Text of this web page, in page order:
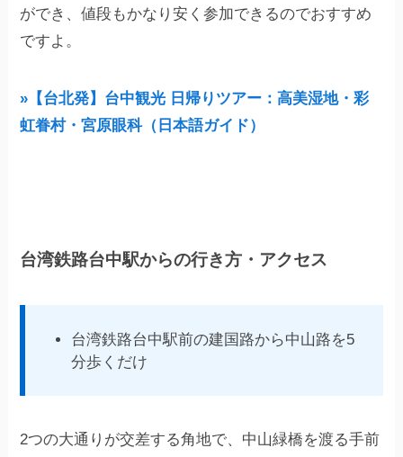
ができ、値段もかなり安く参加できるのでおすすめ
ですよ。
»【台北発】台中観光 日帰りツアー：高美湿地・彩
虹眷村・宮原眼科（日本語ガイド）
台湾鉄路台中駅からの行き方・アクセス
台湾鉄路台中駅前の建国路から中山路を5
分歩くだけ
2つの大通りが交差する角地で、中山緑橋を渡る手前